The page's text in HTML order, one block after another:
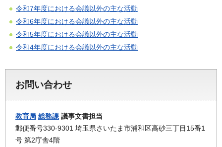
令和7年度における会議以外の主な活動
令和6年度における会議以外の主な活動
令和5年度における会議以外の主な活動
令和4年度における会議以外の主な活動
お問い合わせ
教育局 総務課 議事文書担当
郵便番号330-9301 埼玉県さいたま市浦和区高砂三丁目15番1
号 第2庁舎4階